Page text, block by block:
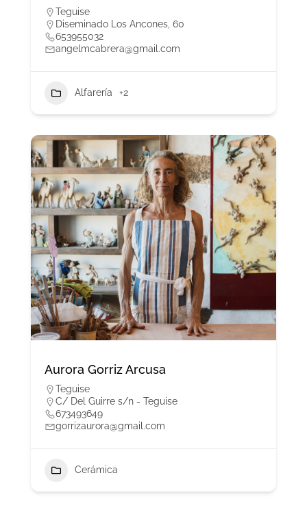
Teguise
Diseminado Los Ancones, 60
653955032
angelmcabrera@gmail.com
Alfarería +2
Aurora Gorriz Arcusa
Teguise
C/ Del Guirre s/n - Teguise
673493649
gorrizaurora@gmail.com
Cerámica